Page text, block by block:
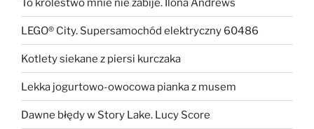
To królestwo mnie nie zabije. Ilona Andrews
LEGO® City. Supersamochód elektryczny 60486
Kotlety siekane z piersi kurczaka
Lekka jogurtowo-owocowa pianka z musem
Dawne błędy w Story Lake. Lucy Score